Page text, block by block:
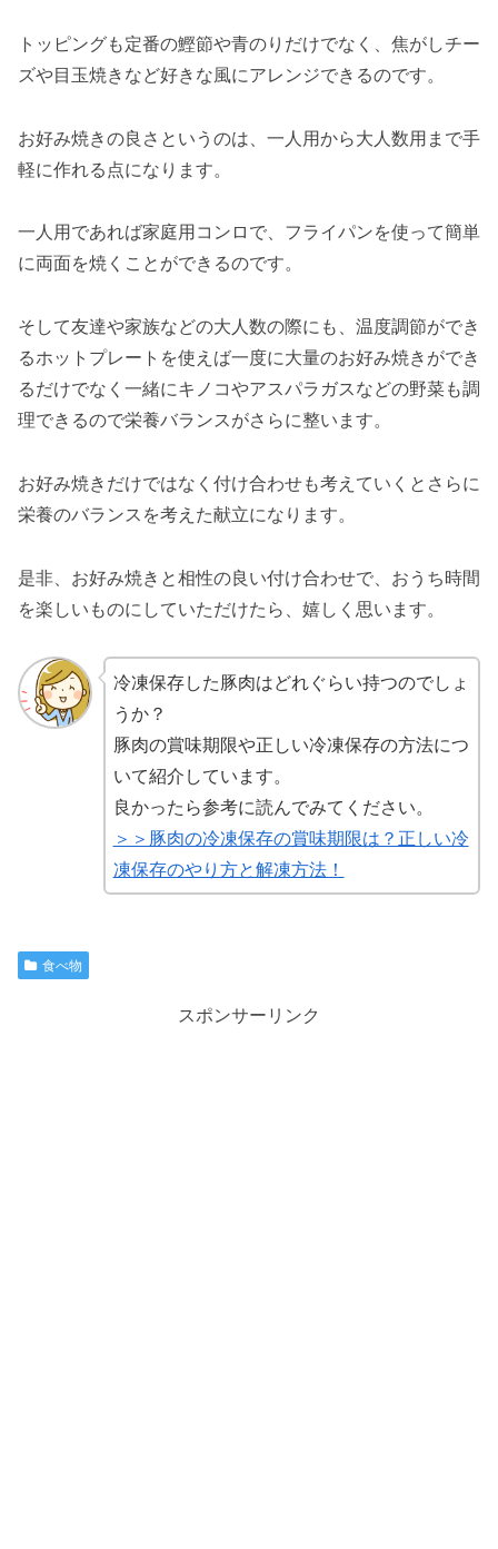
トッピングも定番の鰹節や青のりだけでなく、焦がしチー
ズや目玉焼きなど好きな風にアレンジできるのです。
お好み焼きの良さというのは、一人用から大人数用まで手
軽に作れる点になります。
一人用であれば家庭用コンロで、フライパンを使って簡単
に両面を焼くことができるのです。
そして友達や家族などの大人数の際にも、温度調節ができ
るホットプレートを使えば一度に大量のお好み焼きができ
るだけでなく一緒にキノコやアスパラガスなどの野菜も調
理できるので栄養バランスがさらに整います。
お好み焼きだけではなく付け合わせも考えていくとさらに
栄養のバランスを考えた献立になります。
是非、お好み焼きと相性の良い付け合わせで、おうち時間
を楽しいものにしていただけたら、嬉しく思います。
冷凍保存した豚肉はどれぐらい持つのでしょ
うか？
豚肉の賞味期限や正しい冷凍保存の方法につ
いて紹介しています。
良かったら参考に読んでみてください。
＞＞豚肉の冷凍保存の賞味期限は？正しい冷
凍保存のやり方と解凍方法！
食べ物
スポンサーリンク